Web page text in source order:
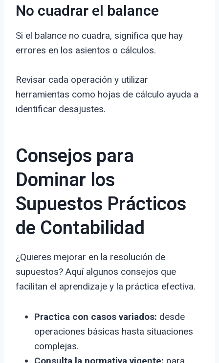
No cuadrar el balance
Si el balance no cuadra, significa que hay
errores en los asientos o cálculos.
Revisar cada operación y utilizar
herramientas como hojas de cálculo ayuda a
identificar desajustes.
Consejos para
Dominar los
Supuestos Prácticos
de Contabilidad
¿Quieres mejorar en la resolución de
supuestos? Aquí algunos consejos que
facilitan el aprendizaje y la práctica efectiva.
Practica con casos variados: desde
operaciones básicas hasta situaciones
complejas.